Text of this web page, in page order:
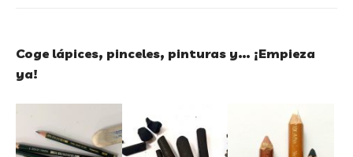
Coge lápices, pinceles, pinturas y… ¡Empieza
ya!